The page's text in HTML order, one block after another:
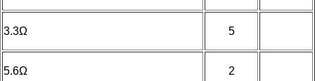
3.3Ω 5
5.6Ω 2